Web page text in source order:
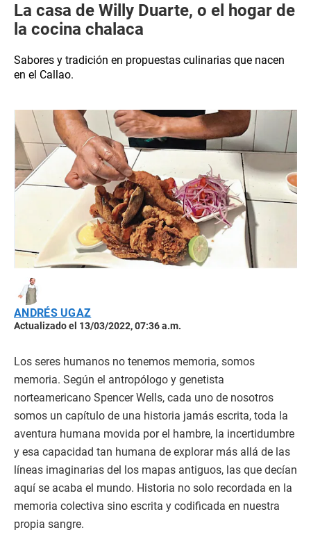
La casa de Willy Duarte, o el hogar de
la cocina chalaca
Sabores y tradición en propuestas culinarias que nacen
en el Callao.
ANDRÉS UGAZ
Actualizado el 13/03/2022, 07:36 a.m.
Los seres humanos no tenemos memoria, somos
memoria. Según el antropólogo y genetista
norteamericano Spencer Wells, cada uno de nosotros
somos un capítulo de una historia jamás escrita, toda la
aventura humana movida por el hambre, la incertidumbre
y esa capacidad tan humana de explorar más allá de las
líneas imaginarias del los mapas antiguos, las que decían
aquí se acaba el mundo. Historia no solo recordada en la
memoria colectiva sino escrita y codificada en nuestra
propia sangre.